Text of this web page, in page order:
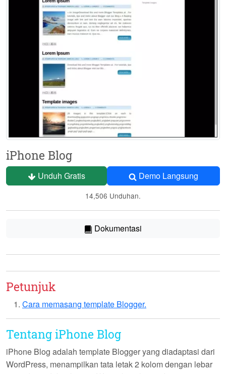
iPhone Blog
Unduh Gratis Demo Langsung
14,506 Unduhan.
Dokumentasi
Petunjuk
Cara memasang template Blogger.
Tentang iPhone Blog
iPhone Blog adalah template Blogger yang diadaptasi dari
WordPress, menampilkan tata letak 2 kolom dengan lebar